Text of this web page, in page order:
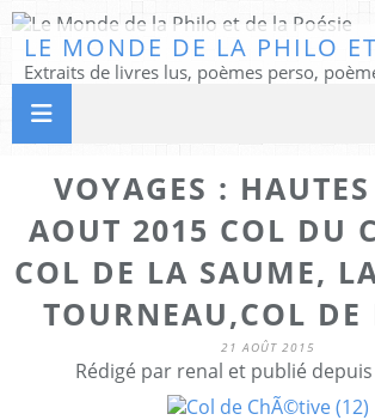
VOYAGES :
AOUT 2015 COL DU
COL DE LA SAUME,
TOURNEAU,COL DE
21 AOÛT 2015
Rédigé par renal et publié